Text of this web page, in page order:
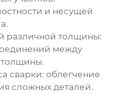
и несущей
различной толщины:
между
сварки: облегчение
сложных деталей.